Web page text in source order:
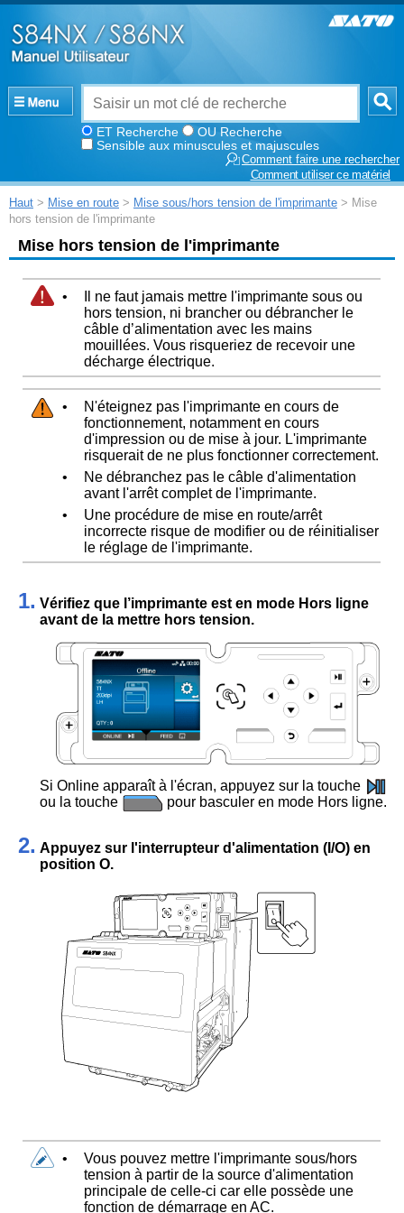
ET Recherche
OU Recherche
Sensible aux minuscules et majuscules
Comment faire une rechercher
Comment utiliser ce matériel
Haut > Mise en route > Mise sous/hors tension de l'imprimante > Mise
hors tension de l'imprimante
Mise hors tension de l'imprimante
•
Il ne faut jamais mettre l'imprimante sous ou
hors tension, ni brancher ou débrancher le
câble d’alimentation avec les mains
mouillées. Vous risqueriez de recevoir une
décharge électrique.
•
N'éteignez pas l'imprimante en cours de
fonctionnement, notamment en cours
d'impression ou de mise à jour. L'imprimante
risquerait de ne plus fonctionner correctement.
•
Ne débranchez pas le câble d'alimentation
avant l'arrêt complet de l'imprimante.
•
Une procédure de mise en route/arrêt
incorrecte risque de modifier ou de réinitialiser
le réglage de l'imprimante.
1. Vérifiez que l’imprimante est en mode Hors ligne
avant de la mettre hors tension.
Si Online apparaît à l'écran, appuyez sur la touche
ou la touche
pour basculer en mode Hors ligne.
2. Appuyez sur l'interrupteur d'alimentation (I/O) en
position O.
•
Vous pouvez mettre l'imprimante sous/hors
tension à partir de la source d'alimentation
principale de celle-ci car elle possède une
fonction de démarrage en AC.